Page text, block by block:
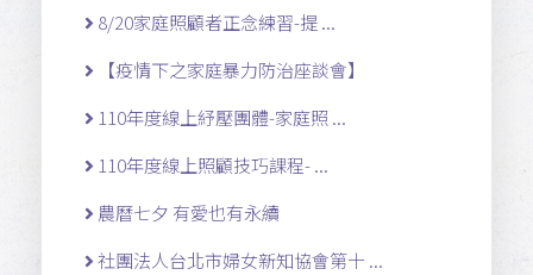
8/20家庭照顧者正念練習-提 ...
【疫情下之家庭暴力防治座談會】
110年度線上紓壓團體-家庭照 ...
110年度線上照顧技巧課程- ...
農曆七夕 有愛也有永續
社團法人台北市婦女新知協會第十 ...